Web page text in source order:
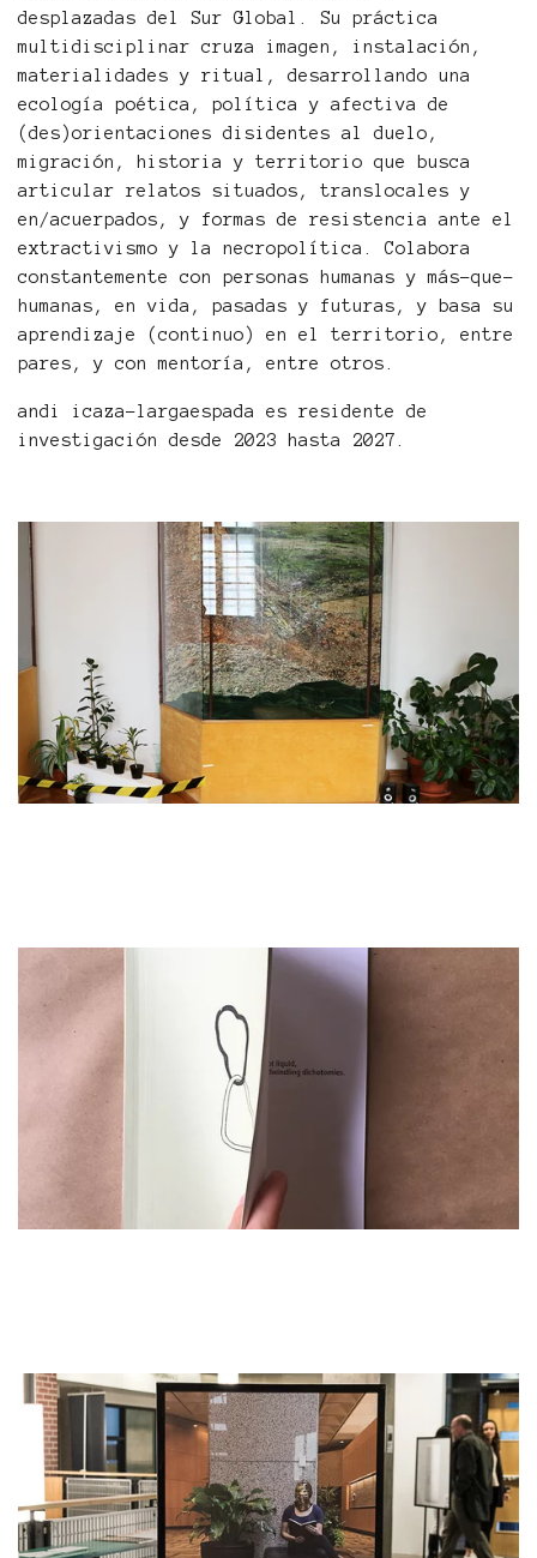
desplazadas del Sur Global. Su práctica
multidisciplinar cruza imagen, instalación,
materialidades y ritual, desarrollando una
ecología poética, política y afectiva de
(des)orientaciones disidentes al duelo,
migración, historia y territorio que busca
articular relatos situados, translocales y
en/acuerpados, y formas de resistencia ante el
extractivismo y la necropolítica. Colabora
constantemente con personas humanas y más-que-
humanas, en vida, pasadas y futuras, y basa su
aprendizaje (continuo) en el territorio, entre
pares, y con mentoría, entre otros.
andi icaza-largaespada es residente de
investigación desde 2023 hasta 2027.